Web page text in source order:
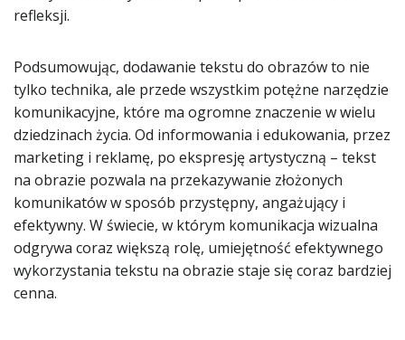
refleksji.
Podsumowując, dodawanie tekstu do obrazów to nie
tylko technika, ale przede wszystkim potężne narzędzie
komunikacyjne, które ma ogromne znaczenie w wielu
dziedzinach życia. Od informowania i edukowania, przez
marketing i reklamę, po ekspresję artystyczną – tekst
na obrazie pozwala na przekazywanie złożonych
komunikatów w sposób przystępny, angażujący i
efektywny. W świecie, w którym komunikacja wizualna
odgrywa coraz większą rolę, umiejętność efektywnego
wykorzystania tekstu na obrazie staje się coraz bardziej
cenna.